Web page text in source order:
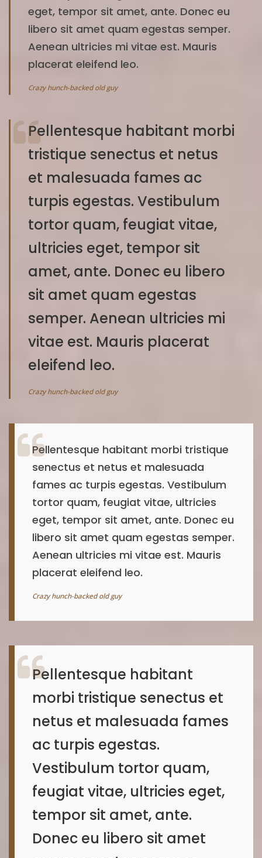
eget, tempor sit amet, ante. Donec eu
libero sit amet quam egestas semper.
Aenean ultricies mi vitae est. Mauris
placerat eleifend leo.
Crazy hunch-backed old guy
Pellentesque habitant morbi
tristique senectus et netus
et malesuada fames ac
turpis egestas. Vestibulum
tortor quam, feugiat vitae,
ultricies eget, tempor sit
amet, ante. Donec eu libero
sit amet quam egestas
semper. Aenean ultricies mi
vitae est. Mauris placerat
eleifend leo.
Crazy hunch-backed old guy
Pellentesque habitant morbi tristique
senectus et netus et malesuada
fames ac turpis egestas. Vestibulum
tortor quam, feugiat vitae, ultricies
eget, tempor sit amet, ante. Donec eu
libero sit amet quam egestas semper.
Aenean ultricies mi vitae est. Mauris
placerat eleifend leo.
Crazy hunch-backed old guy
Pellentesque habitant
morbi tristique senectus et
netus et malesuada fames
ac turpis egestas.
Vestibulum tortor quam,
feugiat vitae, ultricies eget,
tempor sit amet, ante.
Donec eu libero sit amet